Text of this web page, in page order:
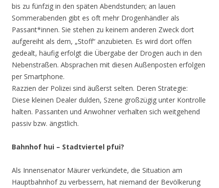
bis zu fünfzig in den späten Abendstunden; an lauen
Sommerabenden gibt es oft mehr Drogenhändler als
Passant*innen. Sie stehen zu keinem anderen Zweck dort
aufgereiht als dem, „Stoff“ anzubieten. Es wird dort offen
gedealt, häufig erfolgt die Übergabe der Drogen auch in den
Nebenstraßen. Absprachen mit diesen Außenposten erfolgen
per Smartphone.
Razzien der Polizei sind äußerst selten. Deren Strategie:
Diese kleinen Dealer dulden, Szene großzügig unter Kontrolle
halten. Passanten und Anwohner verhalten sich weitgehend
passiv bzw. ängstlich.
Bahnhof hui – Stadtviertel pfui?
Als Innensenator Mäurer verkündete, die Situation am
Hauptbahnhof zu verbessern, hat niemand der Bevölkerung